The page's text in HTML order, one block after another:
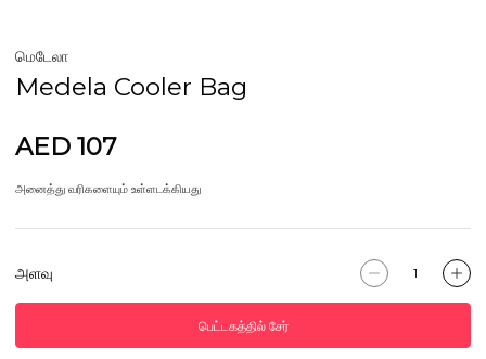
மெடேலா
Medela Cooler Bag
AED 107
அனைத்து வரிகளையும் உள்ளடக்கியது
அளவு
பெட்டகத்தில் சேர்